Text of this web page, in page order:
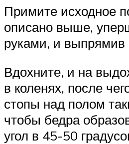
Примите исходное
описано выше,
руками, и выпрямив
Вдохните, и на
в коленях, после
стопы над полом
чтобы бедра
угол в 45-50